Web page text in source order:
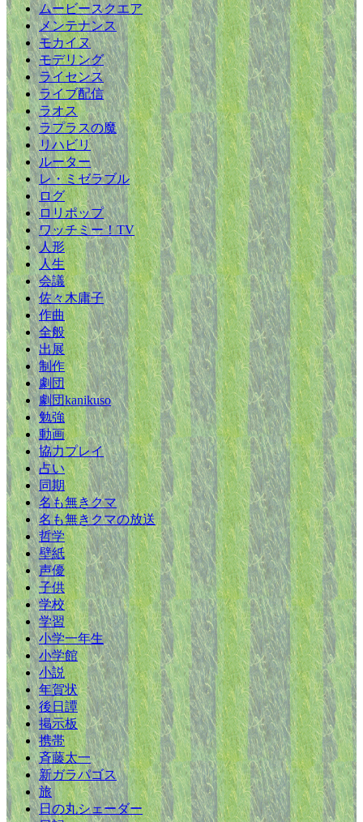
ムービースクエア
メンテナンス
モカイヌ
モデリング
ライセンス
ライブ配信
ラオス
ラプラスの魔
リハビリ
ルーター
レ・ミゼラブル
ログ
ロリポップ
ワッチミー！TV
人形
人生
会議
佐々木庸子
作曲
全般
出展
制作
劇団
劇団kanikuso
勉強
動画
協力プレイ
占い
同期
名も無きクマ
名も無きクマの放送
哲学
壁紙
声優
子供
学校
学習
小学一年生
小学館
小説
年賀状
後日譚
掲示板
携帯
斉藤太一
新ガラパゴス
旅
日の丸シェーダー